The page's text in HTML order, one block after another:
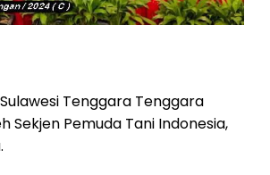
Tenggara Tenggara
Sekjen Pemuda Tani Indonesia,